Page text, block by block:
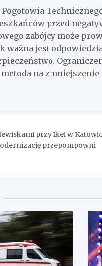
przed
zabójcy może
ważna jest
na
przy Ikei w
przepompowni